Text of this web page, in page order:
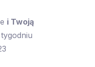
i Twoją